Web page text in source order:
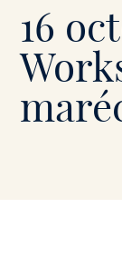
le-
Soie
16